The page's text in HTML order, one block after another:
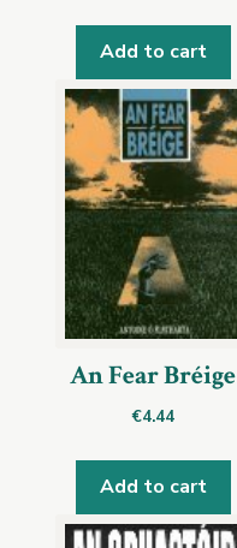
Add to cart
An Fear Bréige
€4.44
Add to cart